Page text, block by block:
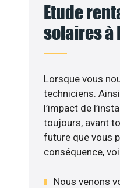
Etude
solaires à
Lorsque vous
techniciens.
l’impact de
toujours, avant
future que vous
conséquence,
Nous venons